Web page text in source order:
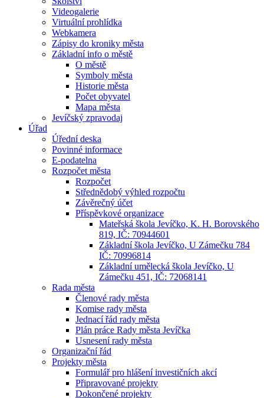
Videogalerie
Virtuální prohlídka
Webkamera
Zápisy do kroniky města
Základní info o městě
O městě
Symboly města
Historie města
Počet obyvatel
Mapa města
Jevíčský zpravodaj
Úřad
Úřední deska
Povinné informace
E-podatelna
Rozpočet města
Rozpočet
Střednědobý výhled rozpočtu
Závěrečný účet
Příspěvkové organizace
Mateřská škola Jevíčko, K. H. Borovského
819, IČ: 70944601
Základní škola Jevíčko, U Zámečku 784
IČ: 70996814
Základní umělecká škola Jevíčko, U
Zámečku 451, IČ: 72068141
Rada města
Členové rady města
Komise rady města
Jednací řád rady města
Plán práce Rady města Jevíčka
Usnesení rady města
Organizační řád
Projekty města
Formulář pro hlášení investičních akcí
Připravované projekty
Dokončené projekty